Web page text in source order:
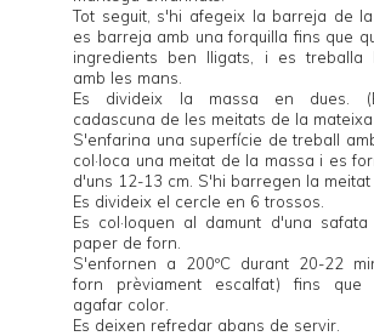
Tot seguit, s'hi afegeix la barreja de
es barreja amb una forquilla fins que
ingredients ben lligats, i es treballa
amb les mans.
Es divideix la massa en dues.
cadascuna de les meitats de la mateixa
S'enfarina una superfície de treball
col·loca una meitat de la massa i es
d'uns 12-13 cm. S'hi barregen la meitat
Es divideix el cercle en 6 trossos.
Es col·loquen al damunt d'una
paper de forn.
S'enfornen a 200ºC durant 20-22
forn prèviament escalfat) fins que
agafar color.
Es deixen refredar abans de servir.